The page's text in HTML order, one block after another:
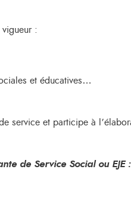
:
et éducatives…
service et participe à
de Service Social ou EJE